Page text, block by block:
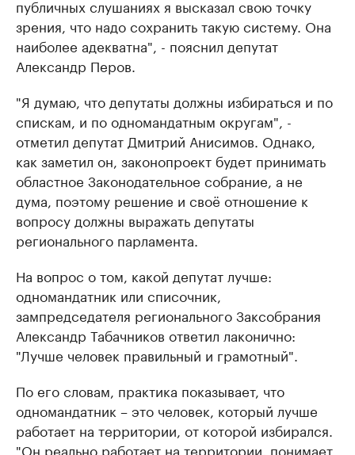
публичных слушаниях я высказал свою точку
зрения, что надо сохранить такую систему. Она
наиболее адекватна", - пояснил депутат
Александр Перов.
"Я думаю, что депутаты должны избираться и по
спискам, и по одномандатным округам", -
отметил депутат Дмитрий Анисимов. Однако,
как заметил он, законопроект будет принимать
областное Законодательное собрание, а не
дума, поэтому решение и своё отношение к
вопросу должны выражать депутаты
регионального парламента.
На вопрос о том, какой депутат лучше:
одномандатник или списочник,
зампредседателя регионального Заксобрания
Александр Табачников ответил лаконично:
"Лучше человек правильный и грамотный".
По его словам, практика показывает, что
одномандатник – это человек, который лучше
работает на территории, от которой избирался.
"Он реально работает на территории, понимает